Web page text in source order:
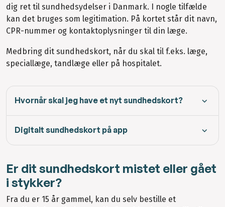
dig ret til sundhedsydelser i Danmark. I nogle tilfælde
kan det bruges som legitimation. På kortet står dit navn,
CPR-nummer og kontaktoplysninger til din læge.
Medbring dit sundhedskort, når du skal til f.eks. læge,
speciallæge, tandlæge eller på hospitalet.
Hvornår skal jeg have et nyt sundhedskort?
Digitalt sundhedskort på app
Er dit sundhedskort mistet eller gået
i stykker?
Fra du er 15 år gammel, kan du selv bestille et